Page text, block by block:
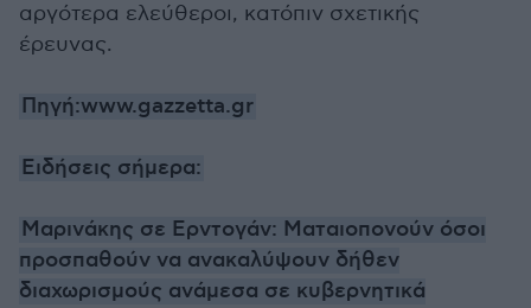
αργότερα ελεύθεροι, κατόπιν σχετικής
έρευνας.
Πηγή:www.gazzetta.gr
Ειδήσεις σήμερα:
Μαρινάκης σε Ερντογάν: Ματαιοπονούν όσοι
προσπαθούν να ανακαλύψουν δήθεν
διαχωρισμούς ανάμεσα σε κυβερνητικά